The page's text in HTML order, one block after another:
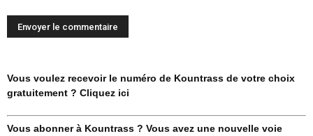
Vous voulez recevoir le numéro de Kountrass de votre choix
gratuitement ? Cliquez ici
Vous abonner à Kountrass ? Vous avez une nouvelle voie